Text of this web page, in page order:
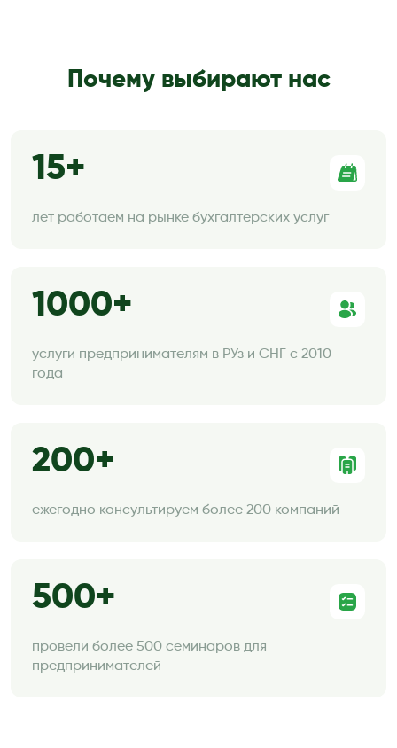
Почему выбирают нас
15
лет работаем на рынке бухгалтерских услуг
1000
услуги предпринимателям в РУз и СНГ с 2010
года
200
ежегодно консультируем более 200 компаний
500
провели более 500 семинаров для
предпринимателей